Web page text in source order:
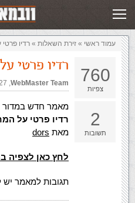
זירת השאלות
עמוד ראשי » ‏זירת השאלות‏ » רדיו
760
צפיות
2
תשובות
רדיו פרטי
WebMaster Team
,‏ 27 בפברואר,
מאמר חדש במדור
רדיו פרטי על
מאת dors
לחץ כאן לצפיה
תגובות למאמר יש